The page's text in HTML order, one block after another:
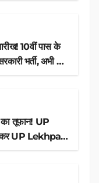
10वीं पास के
भर्ती, अभी करें
का तूफान! UP
UP Lekhpal